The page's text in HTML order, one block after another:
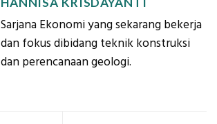
Sarjana Ekonomi yang sekarang bekerja
dan fokus dibidang teknik konstruksi
dan perencanaan geologi.